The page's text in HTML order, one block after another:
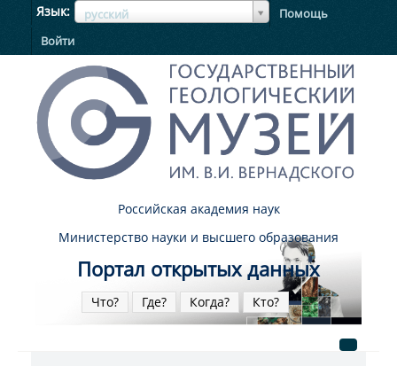
Язык русский
ЯзыкЯзык
Помощь
Войти
Российская академия наук
Министерство науки и высшего образования
Портал открытых данных
Что? Где? Когда? Кто?